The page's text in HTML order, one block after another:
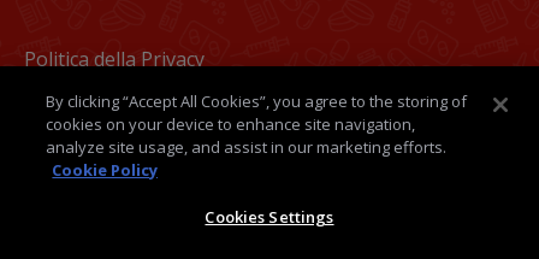
Politica della Privacy
Termini e condizioni
Politica dei Cookie
Medical Information
By clicking “Accept All Cookies”, you agree to the storing of
cookies on your device to enhance site navigation,
analyze site usage, and assist in our marketing efforts.
Cookie Policy
Cookies Settings